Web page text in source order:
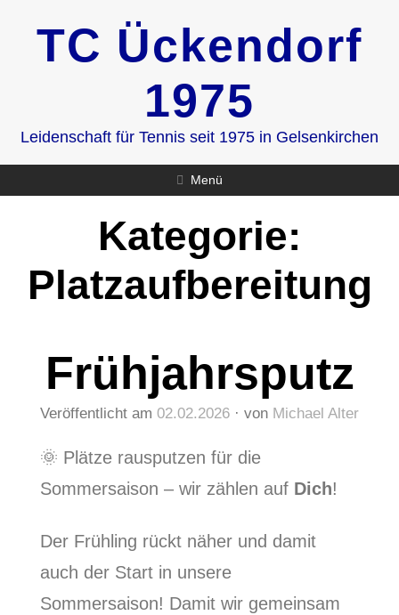
TC Ückendorf
1975
Leidenschaft für Tennis seit 1975 in Gelsenkirchen
Menü
Kategorie:
Platzaufbereitung
Frühjahrsputz
Veröffentlicht am 02.02.2026 von Michael Alter
🌞 Plätze rausputzen für die
Sommersaison – wir zählen auf Dich!
Der Frühling rückt näher und damit
auch der Start in unsere
Sommersaison! Damit wir gemeinsam